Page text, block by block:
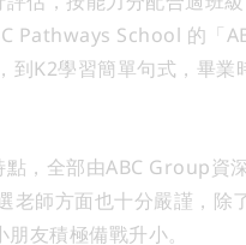
Pathways School 的「
K2學習簡單句式，畢業
，全部由ABC Group資
老師方面也十分嚴謹，除
友積極備戰升小。